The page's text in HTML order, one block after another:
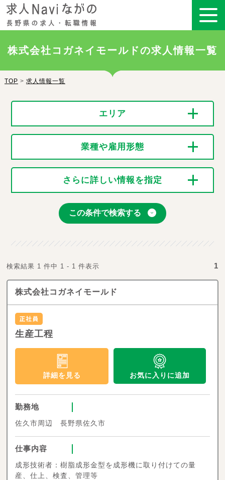
株式会社コガネイモールドの求人情報一覧
TOP > 求人情報一覧
エリア
業種や雇用形態
さらに詳しい情報を指定
この条件で検索する
検索結果 1 件中 1 - 1 件表示 1
株式会社コガネイモールド
生産工程
詳細を見る お気に入りに追加
勤務地
佐久市周辺 長野県佐久市
仕事内容
成形技術者：樹脂成形金型を成形機に取り付けての量
産、仕上、検査、管理等